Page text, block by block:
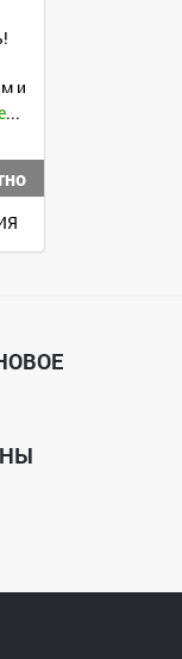
и
Большая Воронежская Экологическая тропа